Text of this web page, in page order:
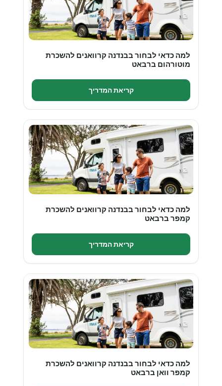
למה כדאי לבחור בבנדנה קרוואנים להשכרת
מוטורהום ברבאט
קריאת המדריך
למה כדאי לבחור בבנדנה קרוואנים להשכרת
קמפר ברבאט
קריאת המדריך
למה כדאי לבחור בבנדנה קרוואנים להשכרת
קמפר וואן ברבאט